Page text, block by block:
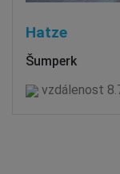
Hatze
Šumperk
vzdálenost